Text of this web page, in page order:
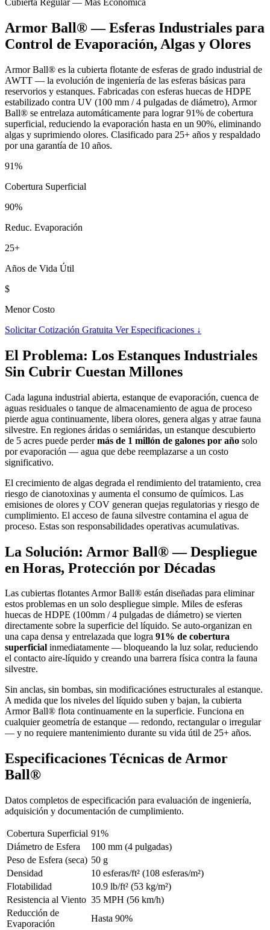
Cubierta Regular — Más Económica
Armor Ball® — Esferas Industriales para
Control de Evaporación, Algas y Olores
Armor Ball® es la cubierta flotante de esferas de grado industrial de
AWTT — la evolución de ingeniería de las esferas básicas para
reservorios y estanques. Fabricadas con esferas huecas de HDPE
estabilizado contra UV (100 mm / 4 pulgadas de diámetro), Armor
Ball® se entrelaza automáticamente para lograr 91% de cobertura
superficial, reduciendo la evaporación hasta en un 90%, eliminando
algas y suprimiendo olores. Clasificado para 25+ años y respaldado
por una garantía de 10 años.
91%
Cobertura Superficial
90%
Reduc. Evaporación
25+
Años de Vida Útil
$
Menor Costo
Solicitar Cotización Gratuita Ver Especificaciones ↓
El Problema: Los Estanques Industriales
Sin Cubrir Cuestan Millones
Cada laguna industrial abierta, estanque de evaporación, cuenca de
aguas residuales o tanque de almacenamiento de agua de proceso
pierde agua continuamente, libera olores, genera algas y atrae fauna
silvestre. En regiones áridas o semiáridas, un estanque descubierto
de 5 acres puede perdermás de 1 millón de galones por año solo
por evaporación — agua que debe reemplazarse a un costo
significativo.
El crecimiento de algas degrada el rendimiento del tratamiento, crea
riesgo de cianotoxinas y aumenta el consumo de químicos. Las
emisiones de olores y COV generan quejas regulatorias y riesgo de
cumplimiento. El acceso de fauna silvestre contamina el agua de
proceso. Estas son responsabilidades operativas acumulativas.
La Solución: Armor Ball® — Despliegue
en Horas, Protección por Décadas
Las cubiertas flotantes Armor Ball® están diseñadas para eliminar
estos problemas en un solo despliegue simple. Miles de esferas
huecas de HDPE (100mm / 4 pulgadas de diámetro) se vierten
directamente sobre la superficie del líquido. Se auto-organizan en
una capa densa y entrelazada que logra 91% de cobertura
superficial inmediatamente — bloqueando la luz solar, reduciendo
el contacto aire-líquido y creando una barrera física contra la fauna
silvestre.
Sin anclas, sin bombas, sin modificaciónes estructurales al estanque.
A medida que los niveles del líquido suben y bajan, la cubierta
Armor Ball® flota continuamente en la superficie. Funciona en
cualquier geometría de estanque — redondo, rectangular o irregular
— y no requiere mantenimiento durante su vida útil de 25+ años.
Especificaciones Técnicas de Armor
Ball®
Datos completos de especificación para evaluación de ingeniería,
adquisición y documentación de cumplimiento.
Cobertura Superficial 91%
Diámetro de Esfera
100 mm (4 pulgadas)
Peso de Esfera (seca) 50 g
Densidad
10 esferas/ft² (108 esferas/m²)
Flotabilidad
10.9 lb/ft² (53 kg/m²)
Resistencia al Viento 35 MPH (56 km/h)
Reducción de
Evaporación
Hasta 90%